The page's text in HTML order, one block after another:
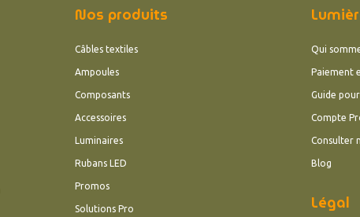
Nos produits
Câbles textiles
Ampoules
Composants
Accessoires
Luminaires
Rubans LED
Promos
Solutions Pro
Qui
Paiement
Guide
Compte
Consulter
Blog
Légal